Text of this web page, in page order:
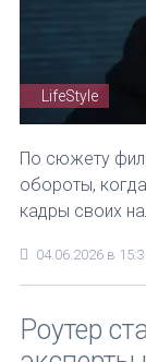
LifeStyle
По сюжету
обороты,
кадры своих
04.06.2026 в
Роутер